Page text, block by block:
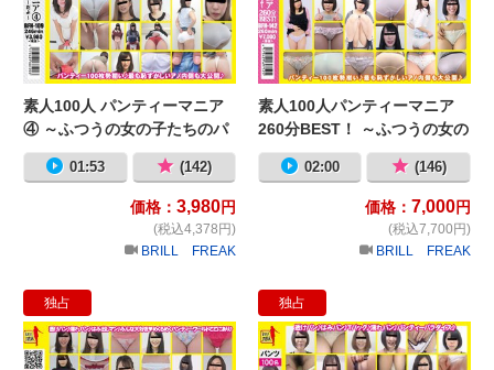
素人100人 パンティーマニア
④ ～ふつうの女の子たちのパ
ンティーだよ～
01:53 (142)
価格： 3,980円
(税込4,378円)
BRILL FREAK
素人100人パンティーマニア
260分BEST！ ～ふつうの女の
子たちのパンティーだよ～
02:00 (146)
価格： 7,000円
(税込7,700円)
BRILL FREAK
独占
素人100人 パンティーマニア⑤ ～
独占
素